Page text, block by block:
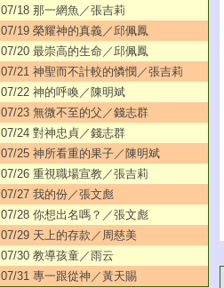
07/18 那一網魚／張吉莉
07/19 榮耀神的真義／邱佩鳳
07/20 最崇高的生命／邱佩鳳
07/21 神聖而不計較的憐憫／張吉莉
07/22 神的呼喚／陳明斌
07/23 無微不至的父／錢志群
07/24 對神忠貞／錢志群
07/25 神所看重的果子／陳明斌
07/26 重視職場宣教／張吉莉
07/27 我的份／張文彪
07/28 你想出名嗎？／張文彪
07/29 天上的存款／周慈美
07/30 教導孩童／雨云
07/31 專一跟從神／黃天賜